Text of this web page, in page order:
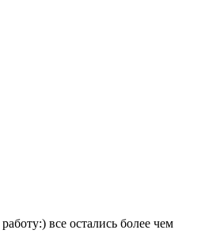
все остались более чем